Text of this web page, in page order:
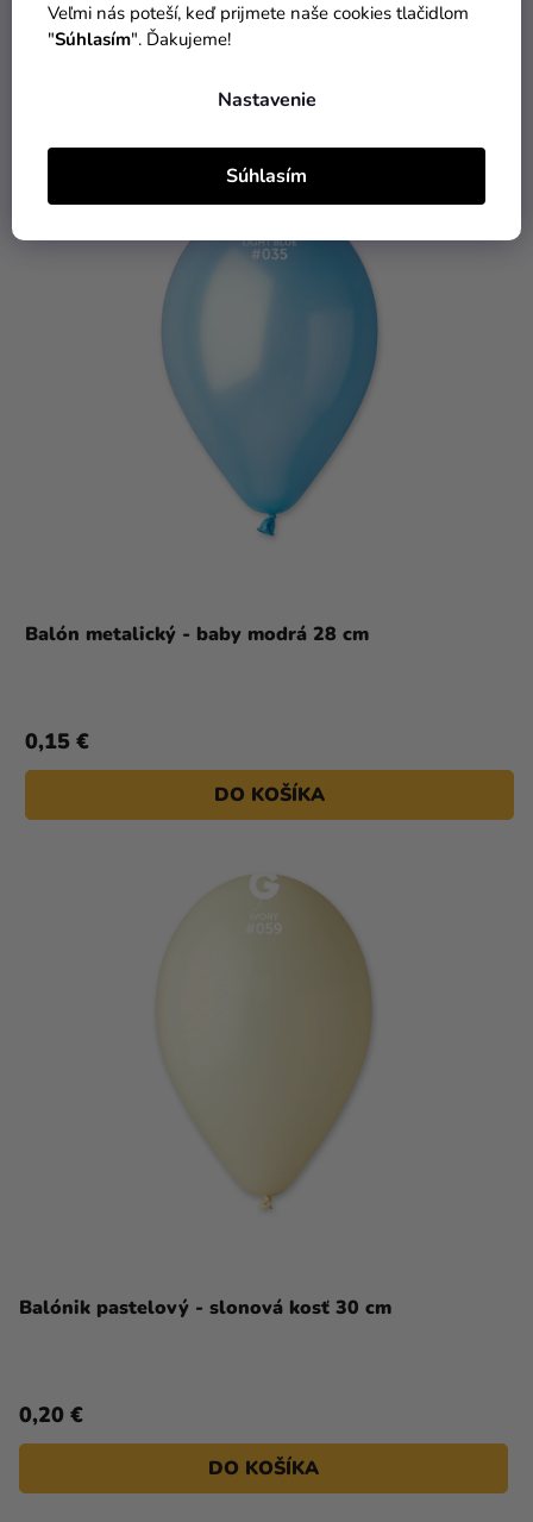
Veľmi nás poteší, keď prijmete naše cookies tlačidlom
"Súhlasím". Ďakujeme!
Nastavenie
Súhlasím
Balón metalický - baby modrá 28 cm
0,15 €
DO KOŠÍKA
Balónik pastelový - slonová kosť 30 cm
0,20 €
DO KOŠÍKA